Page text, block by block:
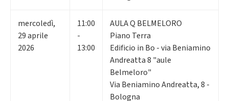
mercoledì,
29aprile
2026
11:00
-
13:00
AULA Q BELMELORO
Piano Terra
Edificio in Bo - via Beniamino
Andreatta 8 "aule
Belmeloro"
Via Beniamino Andreatta, 8 -
Bologna